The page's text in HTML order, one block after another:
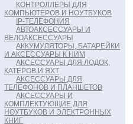
КОНТРОЛЛЕРЫ ДЛЯ
КОМПЬЮТЕРОВ И НОУТБУКОВ
IP-ТЕЛЕФОНИЯ
АВТОАКСЕССУАРЫ И
ВЕЛОАКСЕССУАРЫ
АККУМУЛЯТОРЫ, БАТАРЕЙКИ
И АКСЕССУАРЫ К НИМ
АКСЕССУАРЫ ДЛЯ ЛОДОК,
КАТЕРОВ И ЯХТ
АКСЕССУАРЫ ДЛЯ
ТЕЛЕФОНОВ И ПЛАНШЕТОВ
АКСЕССУАРЫ И
КОМПЛЕКТУЮЩИЕ ДЛЯ
НОУТБУКОВ И ЭЛЕКТРОННЫХ
КНИГ